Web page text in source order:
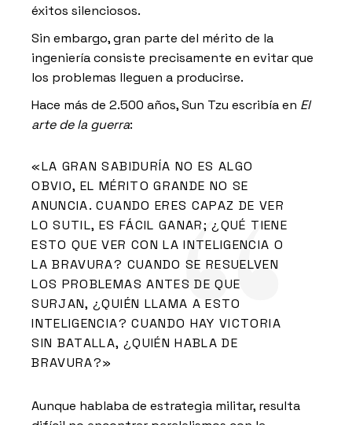
éxitos silenciosos.
Sin embargo, gran parte del mérito de la
ingeniería consiste precisamente en evitar que
los problemas lleguen a producirse.
Hace más de 2.500 años, Sun Tzu escribía en El
arte de la guerra:
«LA GRAN SABIDURÍA NO ES ALGO
OBVIO, EL MÉRITO GRANDE NO SE
ANUNCIA. CUANDO ERES CAPAZ DE VER
LO SUTIL, ES FÁCIL GANAR; ¿QUÉ TIENE
ESTO QUE VER CON LA INTELIGENCIA O
LA BRAVURA? CUANDO SE RESUELVEN
LOS PROBLEMAS ANTES DE QUE
SURJAN, ¿QUIÉN LLAMA A ESTO
INTELIGENCIA? CUANDO HAY VICTORIA
SIN BATALLA, ¿QUIÉN HABLA DE
BRAVURA?»
Aunque hablaba de estrategia militar, resulta